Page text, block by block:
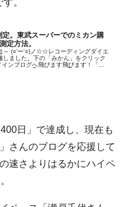
。
。東武スーパーでのミカン購
定方法。
～ (○'ー'○)ノ☆☆レコーディングダイエ
しました。下の「みかん」をクリック
インブログへ飛びます飛びます！「応
日」で達成し、現在も
」さんのブログを応援して
速さよりはるかにハイペ